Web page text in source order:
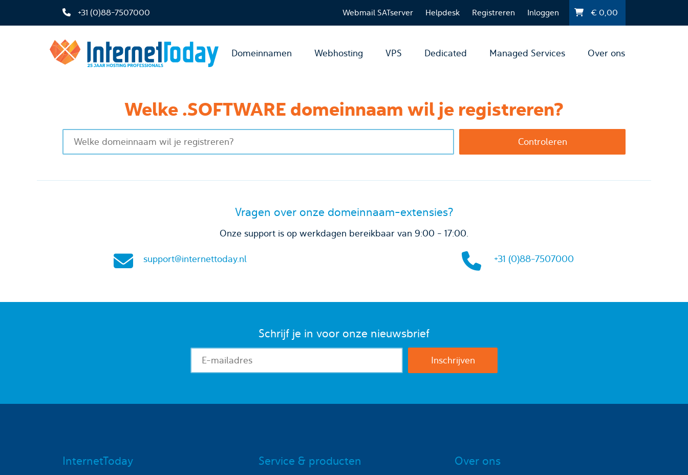
+31 (0)88-7507000 Webmail SATserver Helpdesk Registreren Inloggen €0,00
Domeinnamen Webhosting VPS Dedicated Managed Services Over ons
Welke .SOFTWARE domeinnaam wil je registreren?
Vragen over onze domeinnaam-extensies?
Onze support is op werkdagen bereikbaar van 9:00 - 17:00.
support@internettoday.nl +31 (0)88-7507000
Schrijf je in voor onze nieuwsbrief
InternetToday Service & producten Over ons